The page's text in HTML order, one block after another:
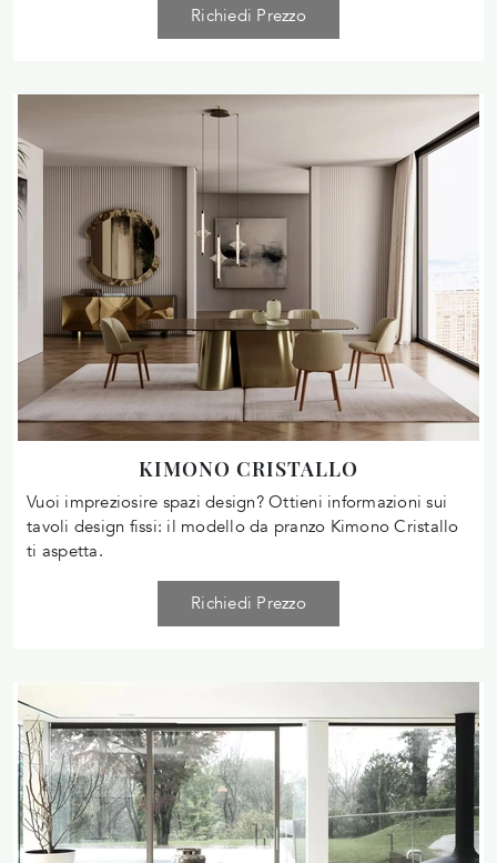
Richiedi Prezzo
KIMONO CRISTALLO
Vuoi impreziosire spazi design? Ottieni informazioni sui
tavoli design fissi: il modello da pranzo Kimono Cristallo
ti aspetta.
Richiedi Prezzo